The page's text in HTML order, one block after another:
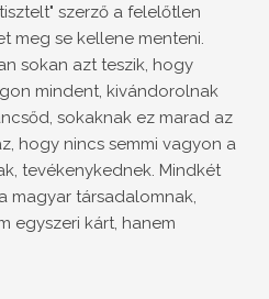
szerző a felelőtlen
meg se kellene menteni.
sokan azt teszik, hogy
mindent, kivándorolnak
sokaknak ez marad az
hogy nincs semmi vagyon a
tevékenykednek. Mindkét
magyar társadalomnak,
egyszeri kárt, hanem